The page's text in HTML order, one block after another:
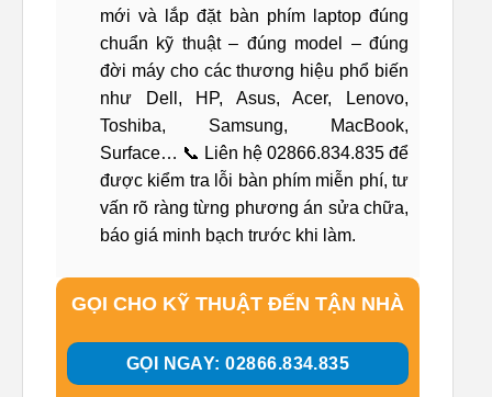
mới và lắp đặt bàn phím laptop đúng
chuẩn kỹ thuật – đúng model – đúng
đời máy cho các thương hiệu phổ biến
như Dell, HP, Asus, Acer, Lenovo,
Toshiba, Samsung, MacBook,
Surface… 📞 Liên hệ 02866.834.835 để
được kiểm tra lỗi bàn phím miễn phí, tư
vấn rõ ràng từng phương án sửa chữa,
báo giá minh bạch trước khi làm.
GỌI CHO KỸ THUẬT ĐẾN TẬN NHÀ
GỌI NGAY: 02866.834.835